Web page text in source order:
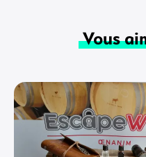
Vous